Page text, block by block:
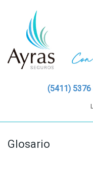
(5411) 5376
Glosario